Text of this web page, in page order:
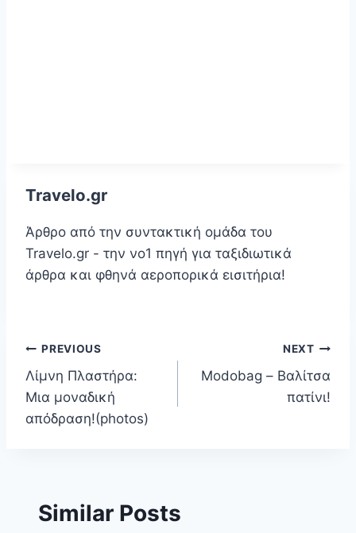
Travelo.gr
Άρθρο από την συντακτική ομάδα του
Travelo.gr - την νο1 πηγή για ταξιδιωτικά
άρθρα και φθηνά αεροπορικά εισιτήρια!
Πλοήγηση
άρθρων
PREVIOUS
Λίμνη Πλαστήρα:
Μια μοναδική
απόδραση!(photos)
NEXT
Modobag – Βαλίτσα
πατίνι!
Similar Posts